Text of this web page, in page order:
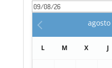
agosto
L M X J